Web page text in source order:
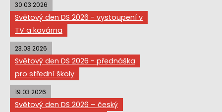
30.03 2026
Světový den DS 2026 - vystoupení v
TV a kavárna
23.03 2026
Světový den DS 2026 - přednáška
pro střední školy
19.03 2026
Světový den DS 2026 – český